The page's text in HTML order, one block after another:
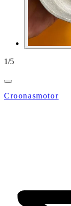
1/5
Croonasmotor